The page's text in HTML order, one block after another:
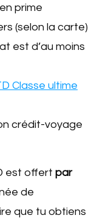
en prime
(selon la carte)
est d’au moins
Classe ultime
crédit-voyage
est offert par
de
que tu obtiens